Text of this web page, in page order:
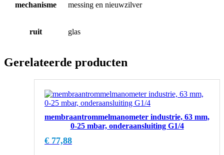
mechanisme messing en nieuwzilver
ruit glas
Gerelateerde producten
membraantrommelmanometer industrie, 63 mm,
0-25 mbar, onderaansluiting G1/4
€ 77,88